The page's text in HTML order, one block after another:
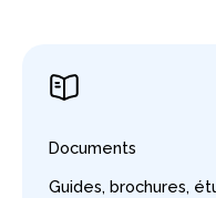
Documents
Guides, brochures,